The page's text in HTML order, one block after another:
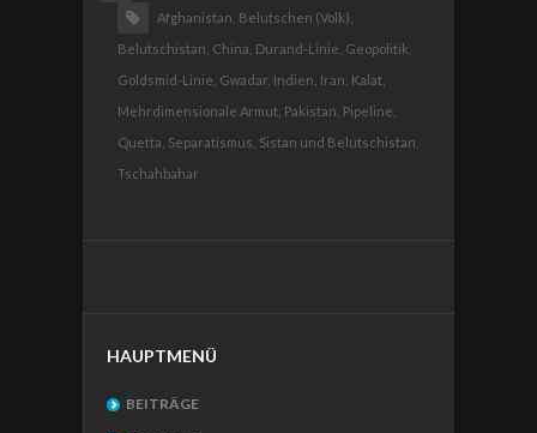
Afghanistan, Belutschen (Volk),
Belutschistan, China, Durand-Linie, Geopolitik,
Goldsmid-Linie, Gwadar, Indien, Iran, Kalat,
Mehrdimensionale Armut, Pakistan, Pipeline,
Quetta, Separatismus, Sistan und Belutschistan,
Tschahbahar
HAUPTMENÜ
BEITRÄGE